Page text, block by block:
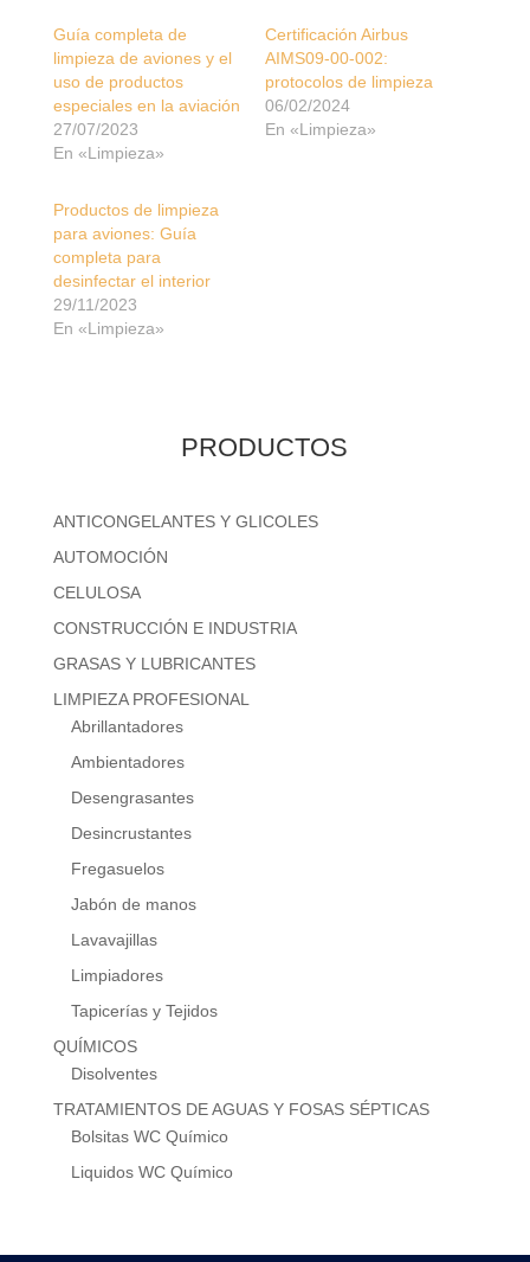
Guía completa de
limpieza de aviones y el
uso de productos
especiales en la aviación
27/07/2023
En «Limpieza»
Certificación Airbus
AIMS09-00-002:
protocolos de limpieza
06/02/2024
En «Limpieza»
Productos de limpieza
para aviones: Guía
completa para
desinfectar el interior
29/11/2023
En «Limpieza»
PRODUCTOS
ANTICONGELANTES Y GLICOLES
AUTOMOCIÓN
CELULOSA
CONSTRUCCIÓN E INDUSTRIA
GRASAS Y LUBRICANTES
LIMPIEZA PROFESIONAL
Abrillantadores
Ambientadores
Desengrasantes
Desincrustantes
Fregasuelos
Jabón de manos
Lavavajillas
Limpiadores
Tapicerías y Tejidos
QUÍMICOS
Disolventes
TRATAMIENTOS DE AGUAS Y FOSAS SÉPTICAS
Bolsitas WC Químico
Liquidos WC Químico